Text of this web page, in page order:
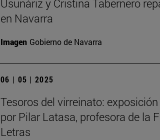
Usunáriz y Cristina Tabernero
en Navarra
Imagen Gobierno de Navarra
06 | 05 | 2025
Tesoros del virreinato:
por Pilar Latasa, profesora de la
Letras